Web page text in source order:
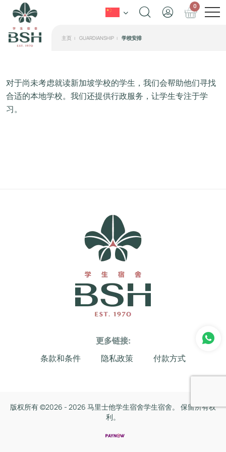
0
主页 GUARDIANSHIP 学校安排
对于尚未考虑就读新加坡学校的学生，我们会帮助他们寻找
合适的本地学校。我们还提供行政服务，让学生专注于学
习。
更多链接:
条款和条件 隐私政策 付款方式
版权所有 ©2026 - 2026 马里士他学生宿舍学生宿舍。 保留所有权
利。